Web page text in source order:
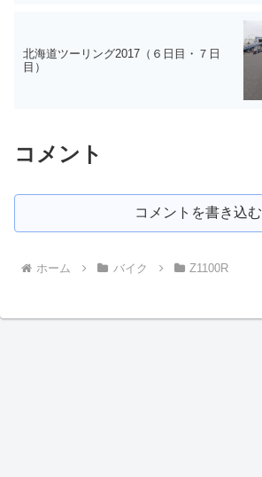
北海道ツーリング2017（６日目・７日
目）
コメント
コメントを書き込む
ホーム バイク Z1100R